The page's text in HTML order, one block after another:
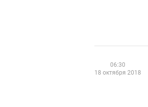
06:30
18 октября 2018